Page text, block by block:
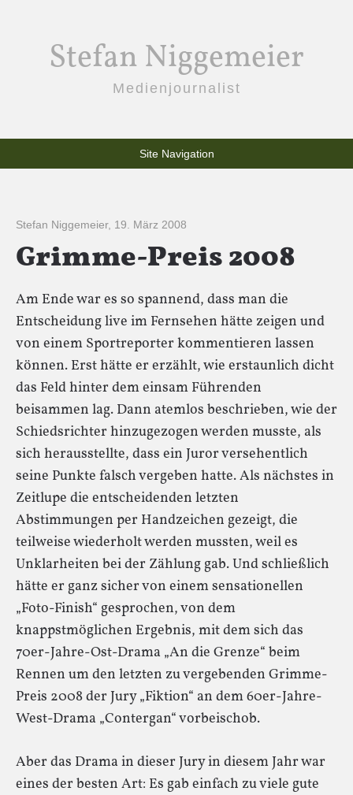
Stefan Niggemeier
Medienjournalist
Site Navigation
Stefan Niggemeier, 19. März 2008
Grimme-Preis 2008
Am Ende war es so spannend, dass man die
Entscheidung live im Fernsehen hätte zeigen und
von einem Sportreporter kommentieren lassen
können. Erst hätte er erzählt, wie erstaunlich dicht
das Feld hinter dem einsam Führenden
beisammen lag. Dann atemlos beschrieben, wie der
Schiedsrichter hinzugezogen werden musste, als
sich herausstellte, dass ein Juror versehentlich
seine Punkte falsch vergeben hatte. Als nächstes in
Zeitlupe die entscheidenden letzten
Abstimmungen per Handzeichen gezeigt, die
teilweise wiederholt werden mussten, weil es
Unklarheiten bei der Zählung gab. Und schließlich
hätte er ganz sicher von einem sensationellen
„Foto-Finish“ gesprochen, von dem
knappstmöglichen Ergebnis, mit dem sich das
70er-Jahre-Ost-Drama „An die Grenze“ beim
Rennen um den letzten zu vergebenden Grimme-
Preis 2008 der Jury „Fiktion“ an dem 60er-Jahre-
West-Drama „Contergan“ vorbeischob.
Aber das Drama in dieser Jury in diesem Jahr war
eines der besten Art: Es gab einfach zu viele gute